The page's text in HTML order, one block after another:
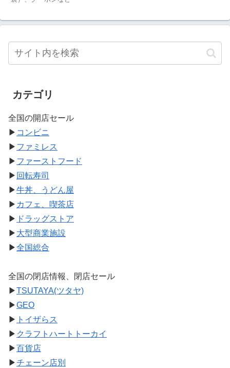
カテゴリ
全国の開店セール
▶ コンビニ
▶ ファミレス
▶ ファーストフード
▶ 回転寿司
▶牛丼、うどん屋
▶ カフェ、喫茶店
▶ ドラッグストア
▶ 大型商業施設
▶全国総合
全国の閉店情報、閉店セール
▶TSUTAYA(ツタヤ)
▶GEO
▶ トイザらス
▶ クラフトハートトーカイ
▶百貨店
▶チェーン店別